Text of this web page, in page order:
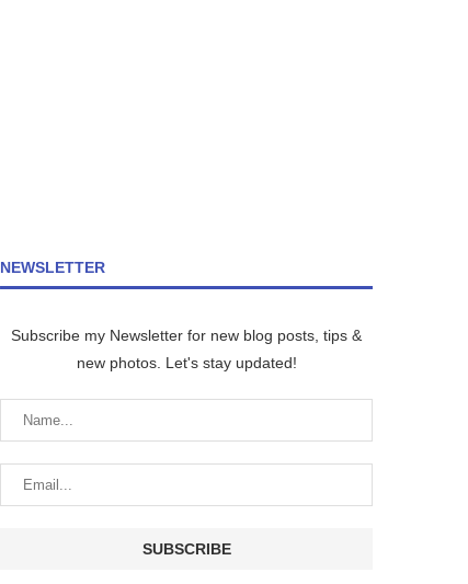
NEWSLETTER
Subscribe my Newsletter for new blog posts, tips &
new photos. Let's stay updated!